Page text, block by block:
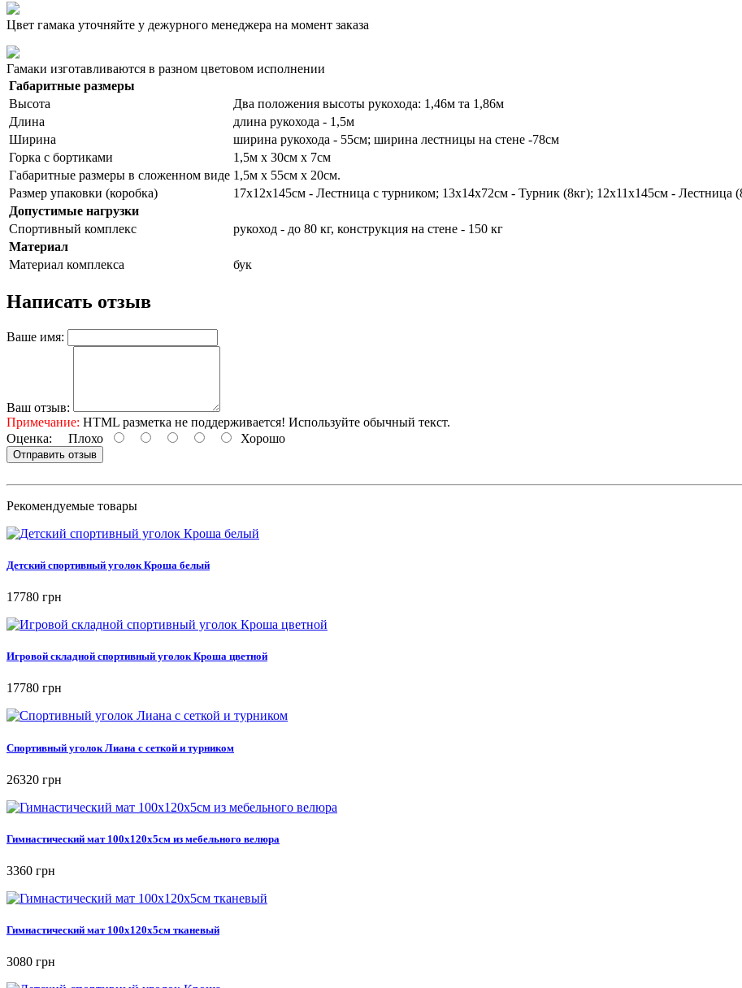
Цвет гамака уточняйте у дежурного менеджера на момент заказа
Гамаки изготавливаются в разном цветовом исполнении
Габаритные размеры
Высота
Два положения высоты рукохода: 1,46м та 1,86м
Длина
длина рукохода - 1,5м
Ширина
ширина рукохода - 55см; ширина лестницы на стене -78см
Горка с бортиками
1,5м х 30см х 7см
Габаритные размеры в сложенном виде 1,5м х 55см х 20см.
Размер упаковки (коробка)
17х12х145см - Лестница с турником; 13х14х72см - Турник (8кг); 12х11х145см - Лестница
Допустимые нагрузки
Спортивный комплекс
рукоход - до 80 кг, конструкция на стене - 150 кг
Материал
Материал комплекса
бук
Написать отзыв
Ваше имя:
Ваш отзыв:
Примечание: HTML разметка не поддерживается! Используйте обычный текст.
Оценка: Плохо Хорошо
Отправить отзыв
Рекомендуемые товары
Детский спортивный уголок Кроша белый
17780 грн
Игровой складной спортивный уголок Кроша цветной
17780 грн
Спортивный уголок Лиана с сеткой и турником
26320 грн
Гимнастический мат 100х120х5см из мебельного велюра
3360 грн
Гимнастический мат 100х120х5см тканевый
3080 грн